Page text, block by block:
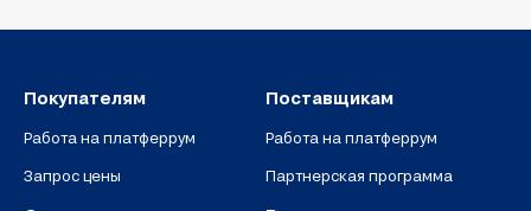
Покупателям
Работа на платферрум
Запрос цены
Поставщикам
Работа на платферрум
Партнерская программа